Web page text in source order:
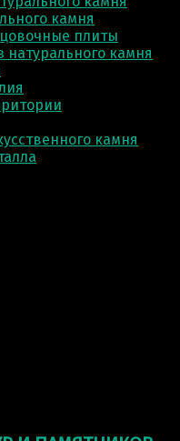
камня
плиты
натурального камня
камня